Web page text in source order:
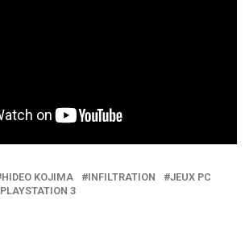
HIDEO KOJIMA INFILTRATION
JEUX PC
PLAYSTATION 3